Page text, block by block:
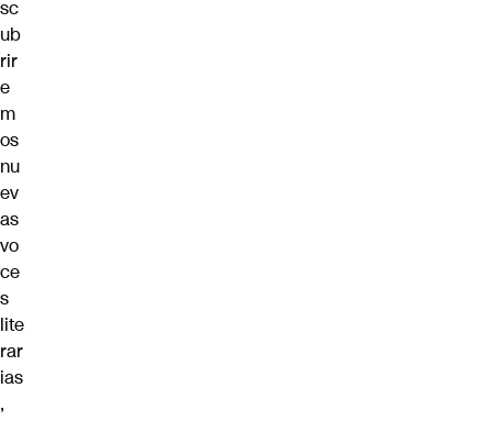
sc
ub
rir
e
m
os
nu
ev
as
vo
ce
s
lite
rar
ias
,